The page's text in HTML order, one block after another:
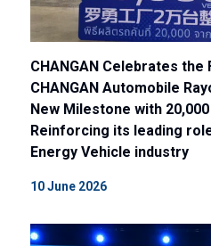
CHANGAN Celebrates
CHANGAN Automobile
New Milestone with
Reinforcing its leading
Energy Vehicle industry
10 June 2026